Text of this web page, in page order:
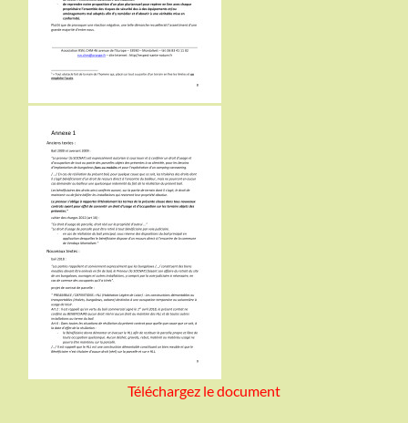
Téléchargez le document